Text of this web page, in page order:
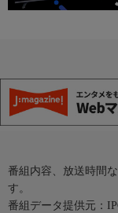
番組内容、放送時間
す。
番組データ提供元：